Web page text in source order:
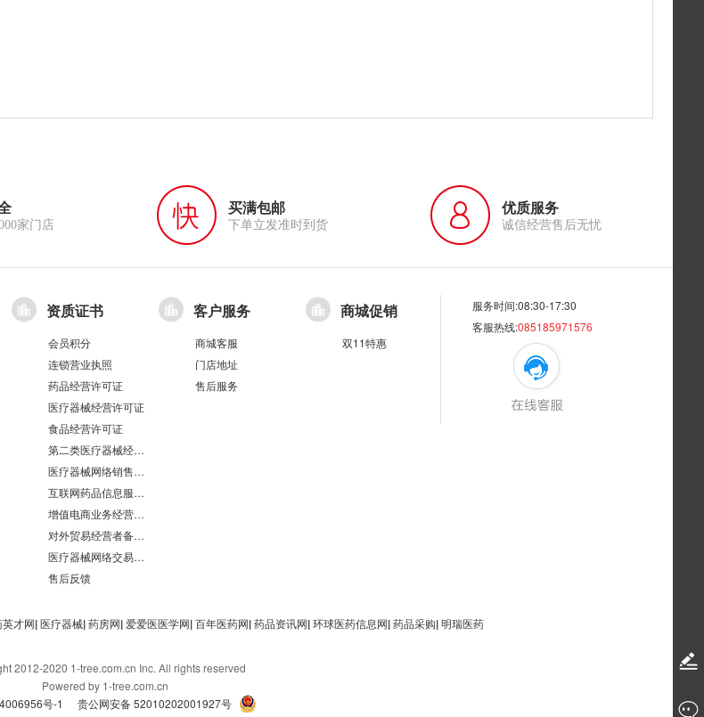
家门店
买满包邮
下单立发准时到货
优质服务
诚信经营售后无忧
资质证书
会员积分
连锁营业执照
药品经营许可证
医疗器械经营许可证
食品经营许可证
第二类医疗器械经营备案凭证
医疗器械网络销售备案
互联网药品信息服务资格证书
增值电商业务经营许可证
对外贸易经营者备案登记表/海关报关单位注册登记证书
医疗器械网络交易服务第三方平台备案凭证
售后反馈
客户服务
商城客服
门店地址
售后服务
商城促销
双11特惠
服务时间:08:30-17:30
客服热线:085185971576
才网| 医疗器械| 药房网| 爱爱医医学网| 百年医药网| 药品资讯网| 环球医药信息网| 药品采购| 明瑞医药
2012-2020 1-tree.com.cn Inc. All rights reserved
Powered by 1-tree.com.cn
号-1
贵公网安备 52010202001927号